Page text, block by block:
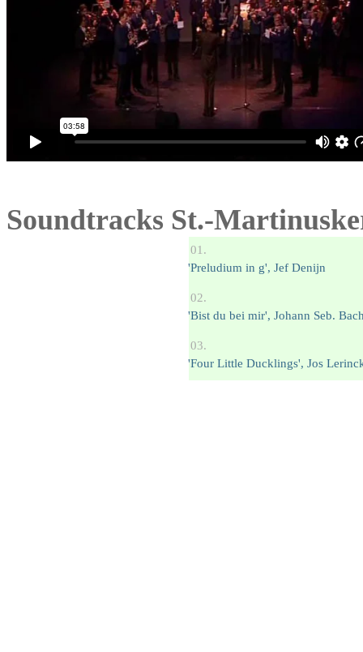
Soundtracks St.-
'Preludium in g', Jef Denijn
'Bist du bei mir', Johann Seb.
'Four Little Ducklings', Jos